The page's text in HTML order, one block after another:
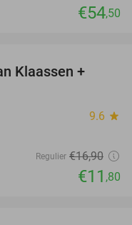
€54,50
Klaassen +
9.6 star
Regulier €16,90
€11 ,80